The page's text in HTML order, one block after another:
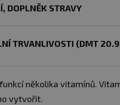
DOPLNĚK STRAVY
TRVANLIVOSTI (DMT
několika vitamínů.
vytvořit.